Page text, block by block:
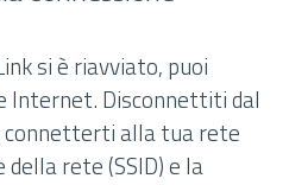
si è riavviato, puoi
Internet. Disconnettiti dal
connetterti alla tua rete
rete (SSID) e la